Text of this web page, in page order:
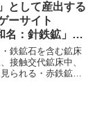
として産出する
ーサイト
：針鉄鉱」紹
鉄鉱石を含む鉱床
接触交代鉱床中、
られる・赤鉄鉱や